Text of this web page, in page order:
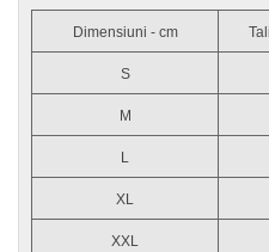
Dimensiuni - cm
S
M
L
XL
XXL